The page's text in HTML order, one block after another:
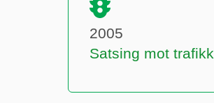
2005
Satsing mot trafikk